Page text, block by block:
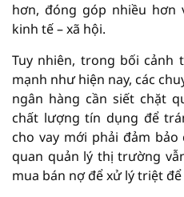
hơn, đóng góp nhiều
kinh tế – xã hội.
Tuy nhiên, trong bối
mạnh như hiện nay, các
ngân hàng cần siết chặt
chất lượng tín dụng để
cho vay mới phải đảm
quan quản lý thị trường
mua bán nợ để xử lý triệt